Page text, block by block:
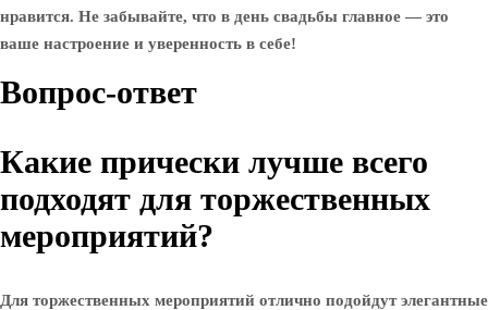
нравится. Не забывайте, что в день свадьбы главное — это
ваше настроение и уверенность в себе!
Вопрос-ответ
Какие прически лучше всего
подходят для торжественных
мероприятий?
Для торжественных мероприятий отлично подойдут элегантные